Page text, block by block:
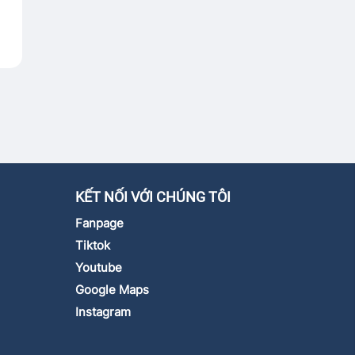
KẾT NỐI VỚI CHÚNG TÔI
Fanpage
Tiktok
Youtube
Google Maps
Instagram